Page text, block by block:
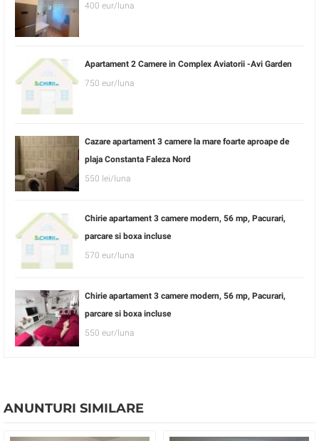
400 eur/luna
Apartament 2 Camere in Complex Aviatorii -Avi Garden
750 eur/luna
Cazare apartament 3 camere la mare foarte aproape de
plaja Constanta Faleza Nord
550 lei/luna
Chirie apartament 3 camere modern, 56 mp, Pacurari,
parcare si boxa incluse
570 eur/luna
Chirie apartament 3 camere modern, 56 mp, Pacurari,
parcare si boxa incluse
550 eur/luna
ANUNTURI SIMILARE